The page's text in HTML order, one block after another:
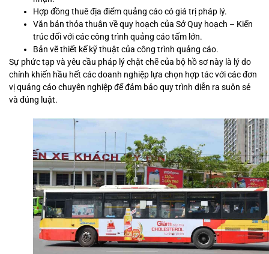
Hợp đồng thuê địa điểm quảng cáo có giá trị pháp lý.
Văn bản thỏa thuận về quy hoạch của Sở Quy hoạch – Kiến
trúc đối với các công trình quảng cáo tấm lớn.
Bản vẽ thiết kế kỹ thuật của công trình quảng cáo.
Sự phức tạp và yêu cầu pháp lý chặt chẽ của bộ hồ sơ này là lý do
chính khiến hầu hết các doanh nghiệp lựa chọn hợp tác với các đơn
vị quảng cáo chuyên nghiệp để đảm bảo quy trình diễn ra suôn sẻ
và đúng luật.